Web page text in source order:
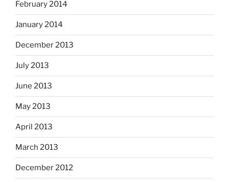
February 2014
January 2014
December 2013
July 2013
June 2013
May 2013
April 2013
March 2013
December 2012